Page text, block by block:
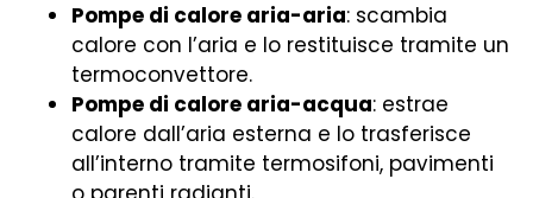
Pompe di calore aria-aria: scambia
calore con l’aria e lo restituisce tramite un
termoconvettore.
Pompe di calore aria-acqua: estrae
calore dall’aria esterna e lo trasferisce
all’interno tramite termosifoni, pavimenti